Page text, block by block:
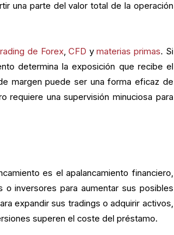
una parte del valor total de la operación
de Forex,CFD ymaterias primas. Si
determina la exposición que recibe el
margen puede ser una forma eficaz de
requiere una supervisión minuciosa para
es el apalancamiento financiero,
inversores para aumentar sus posibles
expandir sus tradings o adquirir activos,
superen el coste del préstamo.